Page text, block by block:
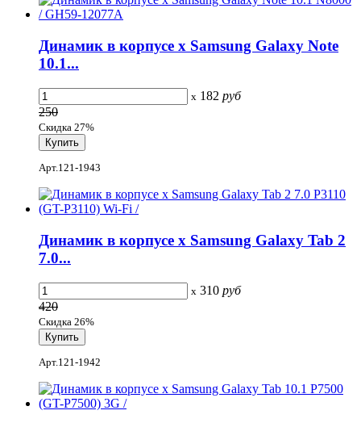
Динамик в корпусе x Samsung Galaxy Note
10.1...
x 182 руб
250
Скидка 27%
Арт.121-1943
Динамик в корпусе x Samsung Galaxy Tab 2
7.0...
x 310 руб
420
Скидка 26%
Арт.121-1942